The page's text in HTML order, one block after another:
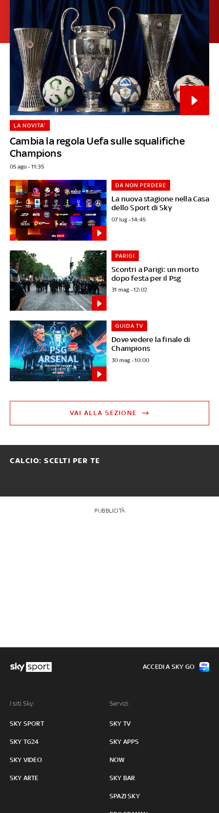
Cambia la regola Uefa sulle squalifiche
Champions
LA NOVITA'
05 ago - 11:35
La nuova stagione nella Casa
dello Sport di Sky
DA NON PERDERE
07 lug - 14:45
Scontri a Parigi: un morto
dopo festa per il Psg
PARIGI
31 mag - 12:02
Dove vedere la finale di
Champions
GUIDA TV
30 mag - 10:00
VAI ALLA SEZIONE
CALCIO: SCELTI PER TE
PUBBLICITÀ
I siti Sky:
SKY SPORT
SKY TG24
SKY VIDEO
SKY ARTE
Servizi:
SKY TV
SKY APPS
NOW
SKY BAR
SPAZI SKY
ACCEDI A SKY GO